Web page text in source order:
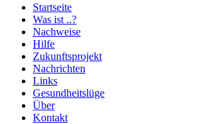
Startseite
Was ist ..?
Nachweise
Hilfe
Zukunftsprojekt
Nachrichten
Links
Gesundheitslüge
Über
Kontakt